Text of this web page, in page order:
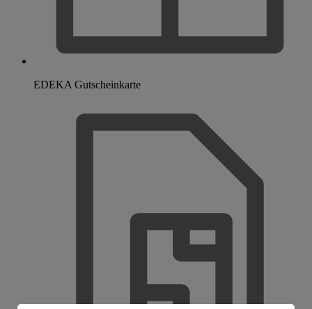
EDEKA Gutscheinkarte